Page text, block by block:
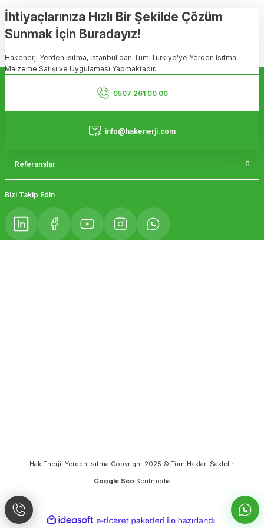
Görüş ve önerileriniz için teşekkür ederiz.
Ürün resmi kalitesiz, bozuk veya görüntülenemiyor.
Ürün açıklamasında eksik bilgiler bulunuyor.
Ürün bilgilerinde hatalar bulunuyor.
Ürün fiyatı diğer sitelerden daha pahalı.
Bu ürüne benzer farklı alternatifler olmalı.
İhtiyaçlarınıza Hızlı Bir Şekilde Çözüm
Sunmak İçin Buradayız!
Hakenerji Yerden Isıtma, İstanbul'dan Tüm Türkiye'ye Yerden Isıtma
Malzeme Satışı ve Uygulaması Yapmaktadır.
0507 261 00 00
info@hakenerji.com
Referanslar
Bizi Takip Edin
Hak Enerji: Yerden Isıtma Copyright 2025 © Tüm Hakları Saklıdır.
Google Seo Kentmedia
ideasoft
e-